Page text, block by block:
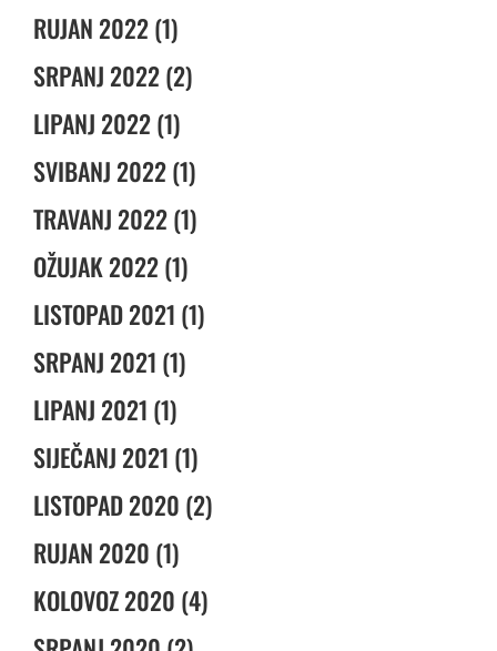
RUJAN 2022 (1)
SRPANJ 2022 (2)
LIPANJ 2022 (1)
SVIBANJ 2022 (1)
TRAVANJ 2022 (1)
OŽUJAK 2022 (1)
LISTOPAD 2021 (1)
SRPANJ 2021 (1)
LIPANJ 2021 (1)
SIJEČANJ 2021 (1)
LISTOPAD 2020 (2)
RUJAN 2020 (1)
KOLOVOZ 2020 (4)